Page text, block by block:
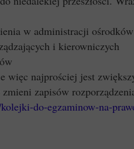
w administracji ośrodków
i kierowniczych
więc najprościej jest
zapisów
do-egzaminow-na-